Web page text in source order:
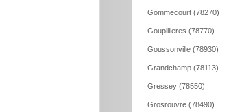
Gommecourt (78270)
Goupillieres (78770)
Goussonville (78930)
Grandchamp (78113)
Gressey (78550)
Grosrouvre (78490)